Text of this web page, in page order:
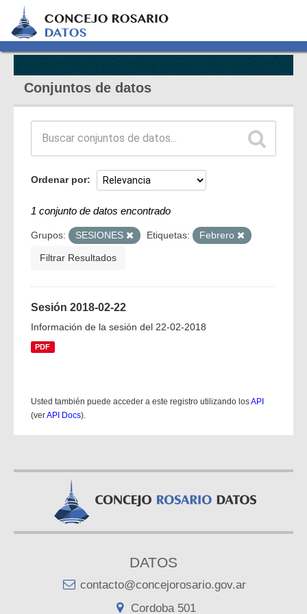
Conjuntos de datos
Ordenar por
1 conjunto de datos encontrado
Grupos: SESIONES Etiquetas: Febrero
Filtrar Resultados
Sesión 2018-02-22
Información de la sesión del 22-02-2018
PDF
Usted también puede acceder a este registro utilizando losAPI
(verAPI Docs).
DATOS
contacto@concejorosario.gov.ar
Cordoba 501